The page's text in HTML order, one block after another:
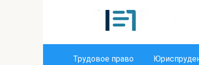
Трудовое право